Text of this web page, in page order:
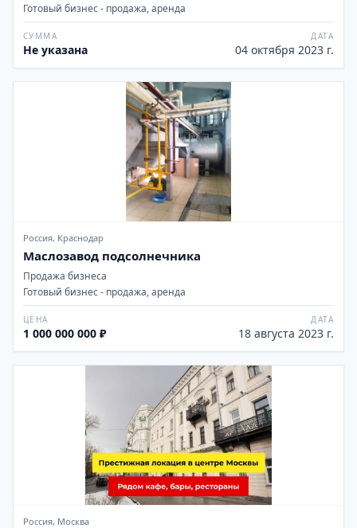
Готовый бизнес - продажа, аренда
СУММА
Не указана
ДАТА
04 октября 2023 г.
Россия, Краснодар
Маслозавод подсолнечника
Продажа бизнеса
Готовый бизнес - продажа, аренда
ЦЕНА
1 000 000 000 ₽
ДАТА
18 августа 2023 г.
Россия, Москва